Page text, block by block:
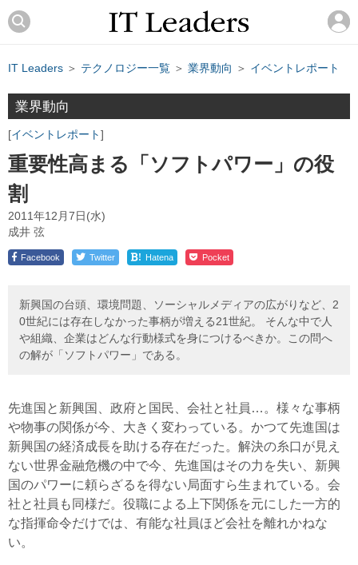
IT Leaders ＞ テクノロジー一覧 ＞ 業界動向 ＞ イベントレポート
業界動向
イベントレポート
重要性高まる「ソフトパワー」の役
割
2011年12月7日(水)
成井 弦
Facebook Twitter ! Hatena Pocket
新興国の台頭、環境問題、ソーシャルメディアの広がりなど、2
0世紀には存在しなかった事柄が増える21世紀。 そんな中で人
や組織、企業はどんな行動様式を身につけるべきか。この問へ
の解が「ソフトパワー」である。
先進国と新興国、政府と国民、会社と社員…。様々な事柄
や物事の関係が今、大きく変わっている。かつて先進国は
新興国の経済成長を助ける存在だった。解決の糸口が見え
ない世界金融危機の中で今、先進国はその力を失い、新興
国のパワーに頼らざるを得ない局面すら生まれている。会
社と社員も同様だ。役職による上下関係を元にした一方的
な指揮命令だけでは、有能な社員ほど会社を離れかねな
い。